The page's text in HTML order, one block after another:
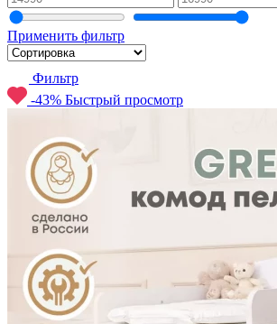
Применить фильтр
Фильтр
-43% Быстрый просмотр